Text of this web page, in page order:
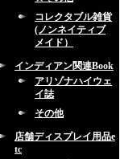
コレクタブル雑貨
(ノンネイティブ
メイド）
インディアン関連Book
アリゾナハイウェ
イ誌
その他
店舗ディスプレイ用品e
tc